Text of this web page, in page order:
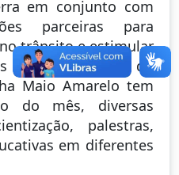
em conjunto com
parceiras para
trânsito e estimular
segura nas vias do
Maio Amarelo tem
do mês, diversas
palestras,
em diferentes